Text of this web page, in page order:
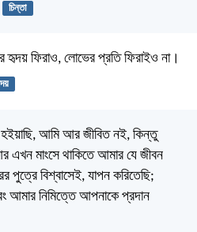
চিন্তা
হৃদয় ফিরাও, লোভের প্রতি ফিরাইও না।
হইয়াছি, আমি আর জীবিত নই, কিন্তু
এখন মাংসে থাকিতে আমার যে জীবন
পুত্রে বিশ্বাসেই, যাপন করিতেছি;
আমার নিমিত্তে আপনাকে প্রদান